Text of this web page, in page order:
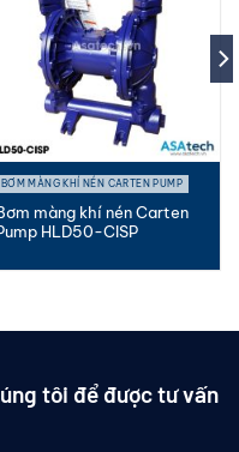
BƠM MÀNG KHÍ NÉN CARTEN PUMP
màng khí nén Carten
HLD50-CISP
tôi để được tư vấn